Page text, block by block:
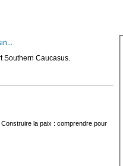
Southern Caucasus.
Construire la paix : comprendre pour